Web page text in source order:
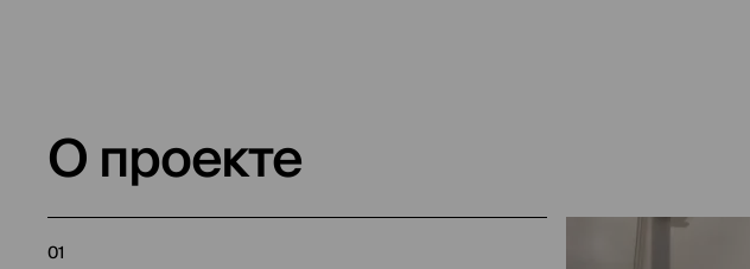
О проекте
01